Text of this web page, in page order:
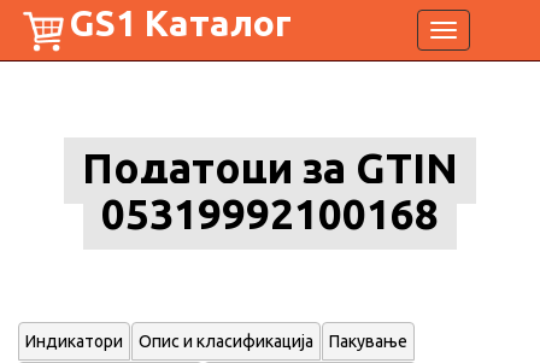
Toggle
navigation
GS1 Каталог
Податоци за GTIN
05319992100168
Индикатори Опис и класификација Пакување